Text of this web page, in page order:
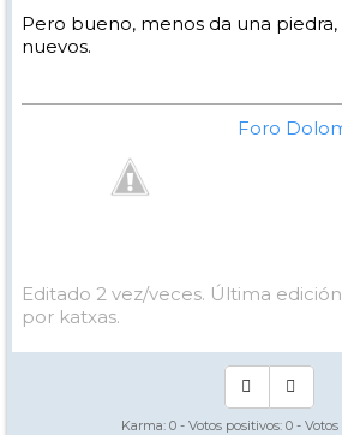
Pero bueno, menos da una piedra,
nuevos.
Foro
Editado 2 vez/veces. Última edición
por katxas.
Karma: 0 - Votos positivos: 0 -